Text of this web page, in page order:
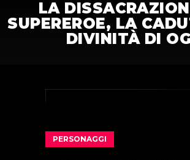
LA
SUPEREROE, LA
DIVINITÀ DI
PERSONAGGI